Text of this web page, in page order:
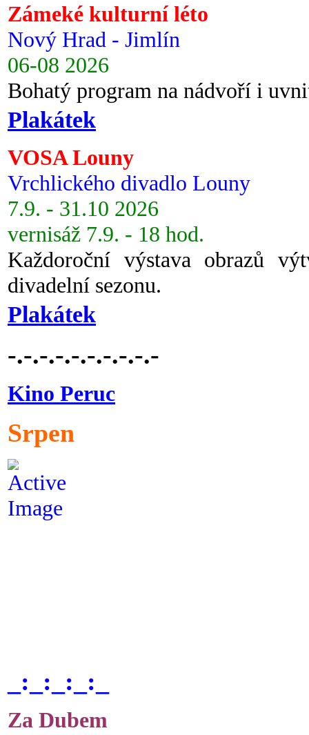
Zámeké kulturní léto
Nový Hrad - Jimlín
06-08 2026
Bohatý program na nádvoří i
Plakátek
VOSA Louny
Vrchlického divadlo Louny
7.9. - 31.10 2026
vernisáž 7.9. - 18 hod.
Každoroční výstava obrazů
divadelní sezonu.
Plakátek
-.-.-.-.-.-.-.-.-.-
Kino Peruc
Srpen
_:_:_:_:_
Za Dubem